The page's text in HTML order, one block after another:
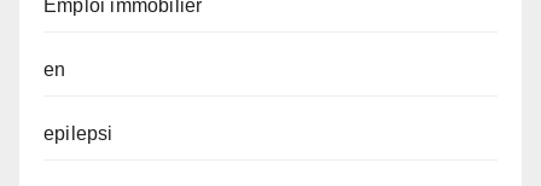
Emploi immobilier
en
epilepsi